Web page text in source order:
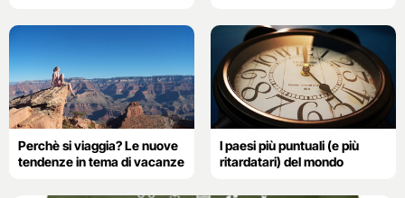
Perchè si viaggia? Le nuove
tendenze in tema di vacanze
I paesi più puntuali (e più
ritardatari) del mondo